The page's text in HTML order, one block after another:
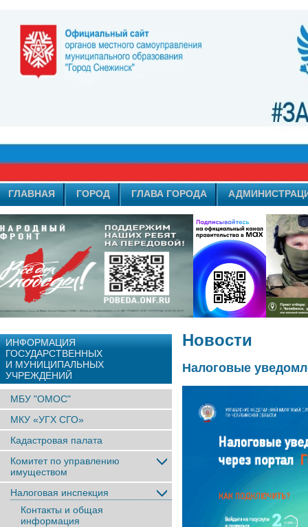
ГЛАВНАЯ ГОРОД ГЛАВА ГОРОДА
ИНФОРМАЦИЯ
ГОСУДАРСТВЕННЫХ
И МУНИЦИПАЛЬНЫХ
УЧРЕЖДЕНИЙ
МБУ "ОМОС"
МКУ «УГХ СГО»
Кадастровая палата
Комитет по управлению
имуществом
Налоговая инспекция
Контакты и общая
информация
Новости
Налоговые